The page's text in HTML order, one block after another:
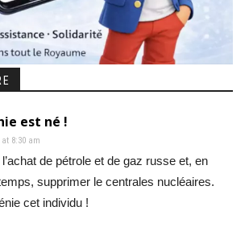
est né !
at 8:30 am
de pétrole et de gaz russe et, en
supprimer le centrales nucléaires.
cet individu !